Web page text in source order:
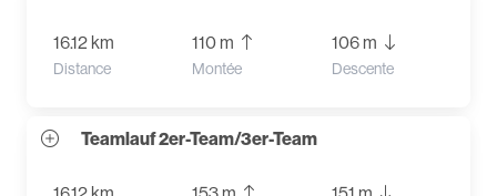
16.12 km
Distance
110 m
Montée
106 m
Descente
Teamlauf 2er-Team/3er-Team